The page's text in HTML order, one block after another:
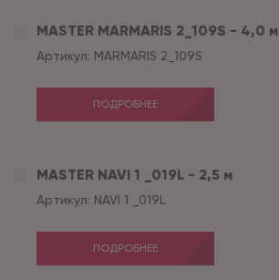
MASTER MARMARIS 2_109S - 4,0 м
Артикул: MARMARIS 2_109S
ПОДРОБНЕЕ
MASTER NAVI 1 _019L - 2,5 м
Артикул: NAVI 1 _019L
ПОДРОБНЕЕ